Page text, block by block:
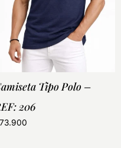
Tipo Polo –
206
73.900